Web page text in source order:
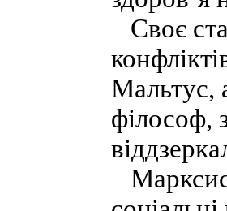
Своє
Мальтус,
філософ,